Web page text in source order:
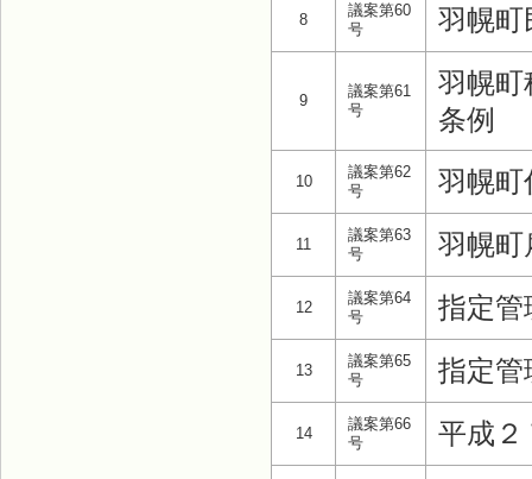
8
議案第60
号
羽幌町
9
議案第61
号
羽幌
条例
10
議案第62
号
羽幌町
11
議案第63
号
羽幌町
12
議案第64
号
指定
13
議案第65
号
指定
14
議案第66
号
平成２